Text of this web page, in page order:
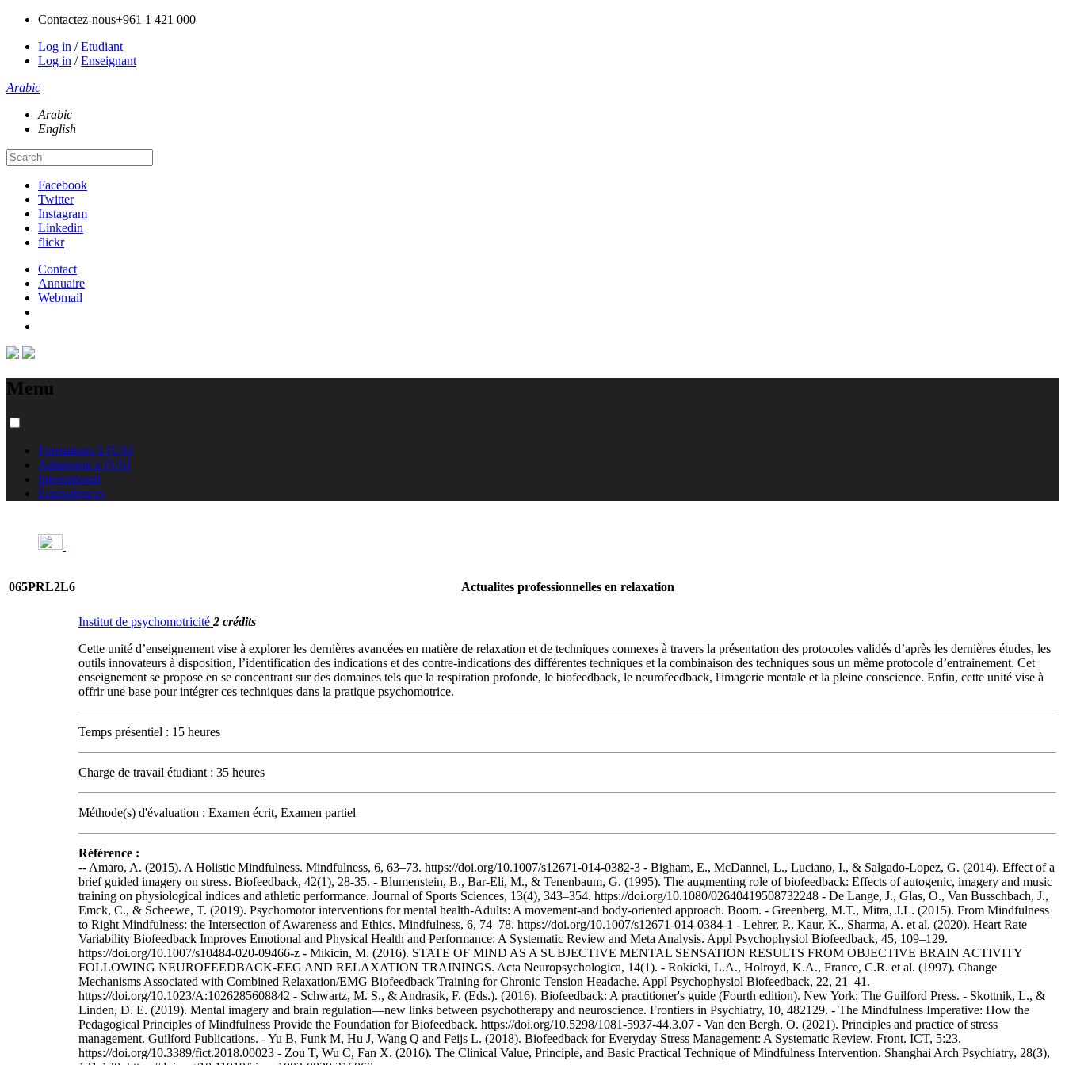
Contactez-nous+961 1 421 000
Log in /Etudiant
Log in /Enseignant
Arabic
Arabic
English
Facebook
Twitter
Instagram
Linkedin
flickr
Contact
Annuaire
Webmail
Menu
Formations à l'USJ
Admission à l'USJ
International
Équivalences
065PRL2L6 Actualites professionnelles en relaxation
Institut de psychomotricité 2 crédits
Cette unité d’enseignement vise à explorer les dernières avancées en matière de relaxation et de techniques connexes à travers la présentation des protocoles validés d’après les dernières études, les
outils innovateurs à disposition, l’identification des indications et des contre-indications des différentes techniques et la combinaison des techniques sous un même protocole d’entrainement. Cet
enseignement se propose en se concentrant sur des domaines tels que la respiration profonde, le biofeedback, le neurofeedback, l'imagerie mentale et la pleine conscience. Enfin, cette unité vise à
offrir une base pour intégrer ces techniques dans la pratique psychomotrice.
Temps présentiel : 15 heures
Charge de travail étudiant : 35 heures
Méthode(s) d'évaluation : Examen écrit, Examen partiel
Référence :
-- Amaro, A. (2015). A Holistic Mindfulness. Mindfulness, 6, 63–73. https://doi.org/10.1007/s12671-014-0382-3 - Bigham, E., McDannel, L., Luciano, I., & Salgado-Lopez, G. (2014). Effect of a
brief guided imagery on stress. Biofeedback, 42(1), 28-35. - Blumenstein, B., Bar‐Eli, M., & Tenenbaum, G. (1995). The augmenting role of biofeedback: Effects of autogenic, imagery and music
training on physiological indices and athletic performance. Journal of Sports Sciences, 13(4), 343–354. https://doi.org/10.1080/02640419508732248 - De Lange, J., Glas, O., Van Busschbach, J.,
Emck, C., & Scheewe, T. (2019). Psychomotor interventions for mental health-Adults: A movement-and body-oriented approach. Boom. - Greenberg, M.T., Mitra, J.L. (2015). From Mindfulness
to Right Mindfulness: the Intersection of Awareness and Ethics. Mindfulness, 6, 74–78. https://doi.org/10.1007/s12671-014-0384-1 - Lehrer, P., Kaur, K., Sharma, A. et al. (2020). Heart Rate
Variability Biofeedback Improves Emotional and Physical Health and Performance: A Systematic Review and Meta Analysis. Appl Psychophysiol Biofeedback, 45, 109–129.
https://doi.org/10.1007/s10484-020-09466-z - Mikicin, M. (2016). STATE OF MIND AS A SUBJECTIVE MENTAL SENSATION RESULTS FROM OBJECTIVE BRAIN ACTIVITY
FOLLOWING NEUROFEEDBACK-EEG AND RELAXATION TRAININGS. Acta Neuropsychologica, 14(1). - Rokicki, L.A., Holroyd, K.A., France, C.R. et al. (1997). Change
Mechanisms Associated with Combined Relaxation/EMG Biofeedback Training for Chronic Tension Headache. Appl Psychophysiol Biofeedback, 22, 21–41.
https://doi.org/10.1023/A:1026285608842 - Schwartz, M. S., & Andrasik, F. (Eds.). (2016). Biofeedback: A practitioner's guide (Fourth edition). New York: The Guilford Press. - Skottnik, L., &
Linden, D. E. (2019). Mental imagery and brain regulation—new links between psychotherapy and neuroscience. Frontiers in Psychiatry, 10, 482129. - The Mindfulness Imperative: How the
Pedagogical Principles of Mindfulness Provide the Foundation for Biofeedback. https://doi.org/10.5298/1081-5937-44.3.07 - Van den Bergh, O. (2021). Principles and practice of stress
management. Guilford Publications. - Yu B, Funk M, Hu J, Wang Q and Feijs L. (2018). Biofeedback for Everyday Stress Management: A Systematic Review. Front. ICT, 5:23.
https://doi.org/10.3389/fict.2018.00023 - Zou T, Wu C, Fan X. (2016). The Clinical Value, Principle, and Basic Practical Technique of Mindfulness Intervention. Shanghai Arch Psychiatry, 28(3),